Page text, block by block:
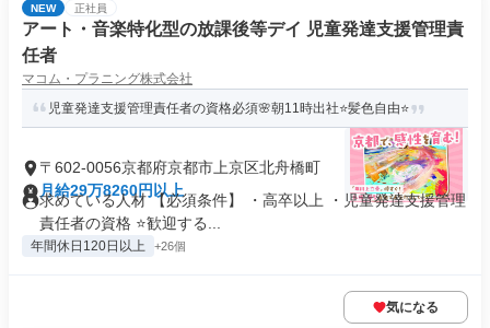
NEW 正社員
アート・音楽特化型の放課後等デイ 児童発達支援管理責
任者
マコム・プラニング株式会社
児童発達支援管理責任者の資格必須🌸朝11時出社⭐髪色自由⭐
〒602-0056京都府京都市上京区北舟橋町
月給29万8260円以上
求めている人材 【必須条件】 ・高卒以上 ・児童発達支援管理
責任者の資格 ⭐歓迎する...
年間休日120日以上 +26個
気になる